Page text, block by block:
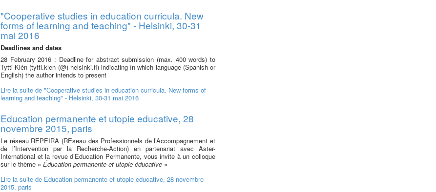
"Cooperative studies in education curricula. New
forms of learning and teaching" - Helsinki, 30-31
mai 2016
Deadlines and dates
28 February 2016 : Deadline for abstract submission (max. 400 words) to
Tytti Klén (tytti.klen (@) helsinki.fi) indicating ín which language (Spanish or
English) the author intends to present
Lire la suite de "Cooperative studies in education curricula. New forms of
learning and teaching" - Helsinki, 30-31 mai 2016
Education permanente et utopie educative, 28
novembre 2015, paris
Le réseau REPEIRA (REseau des Professionnels de l’Accompagnement et
de l’Intervention par la Recherche-Action) en partenariat avec Aster-
International et la revue d’Education Permanente, vous invite à un colloque
sur le thème « Éducation permanente et utopie éducative »
Lire la suite de Education permanente et utopie educative, 28 novembre
2015, paris